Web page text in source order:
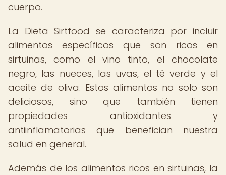
cuerpo.
La Dieta Sirtfood se caracteriza por incluir
alimentos específicos que son ricos en
sirtuinas, como el vino tinto, el chocolate
negro, las nueces, las uvas, el té verde y el
aceite de oliva. Estos alimentos no solo son
deliciosos, sino que también tienen
propiedades antioxidantes y
antiinflamatorias que benefician nuestra
salud en general.
Además de los alimentos ricos en sirtuinas, la